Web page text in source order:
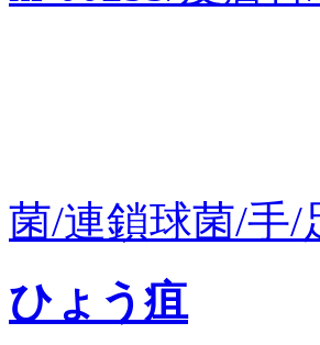
菌/連鎖球菌/手/
ひょう疽